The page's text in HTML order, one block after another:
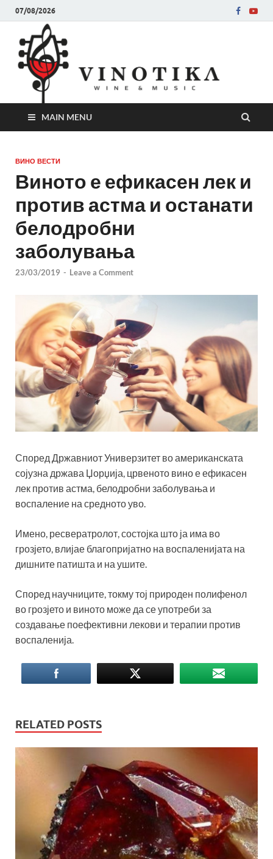
07/08/2026
MAIN MENU
ВИНО ВЕСТИ
Виното е ефикасен лек и
против астма и останати
белодробни
заболувања
23/03/2019 - Leave a Comment
Според Државниот Универзитет во американската
сојузна држава Џорџија, црвеното вино е ефикасен
лек против астма, белодробни заболувања и
воспаление на средното уво.
Имено, ресвератролот, состојка што ја има во
грозјето, влијае благопријатно на воспаленијата на
дишните патишта и на ушите.
Според научниците, токму тој природен полифенол
во грозјето и виното може да се употреби за
создавање поефективни лекови и терапии против
воспаленија.
RELATED POSTS